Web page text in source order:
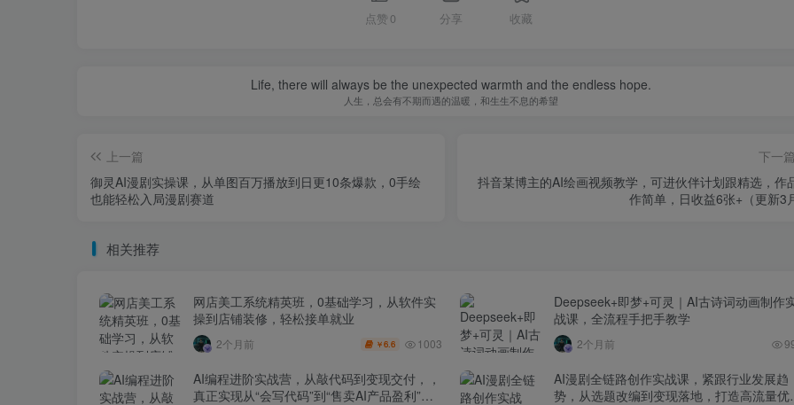
点赞 0 分享 收藏
Life, there will always be the unexpected warmth and the endless hope.
人生，总会有不期而遇的温暖，和生生不息的希望
上一篇
御灵AI漫剧实操课，从单图百万播放到日更10条爆款，0手绘
也能轻松入局漫剧赛道
下一
抖音某博主的AI绘画视频教学，可进伙伴计划跟精选，作
作简单，日收益6张+（更新3
相关推荐
网店美工系统精英班，0基础学习，从软件实
操到店铺装修，轻松接单就业
2个月前 ￥6.6 1003
Deepseek+即梦+可灵｜AI古诗词动画制作
战课，全流程手把手教学
2个月前
AI编程进阶实战营，从敲代码到变现交付，，
真正实现从“会写代码”到“售卖AI产品盈利”的
AI漫剧全链路创作实战课，紧跟行业发展趋
势，从选题改编到变现落地，打造高流量优